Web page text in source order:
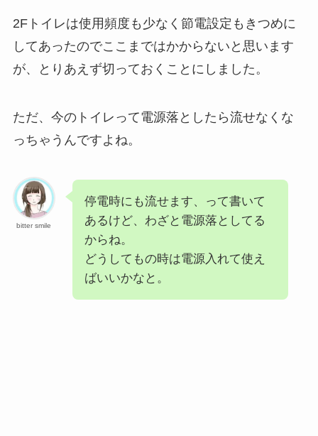
2Fトイレは使用頻度も少なく節電設定もきつめに
してあったのでここまではかからないと思います
が、とりあえず切っておくことにしました。
ただ、今のトイレって電源落としたら流せなくな
っちゃうんですよね。
bitter smile
停電時にも流せます、って書いて
あるけど、わざと電源落としてる
からね。
どうしてもの時は電源入れて使え
ばいいかなと。